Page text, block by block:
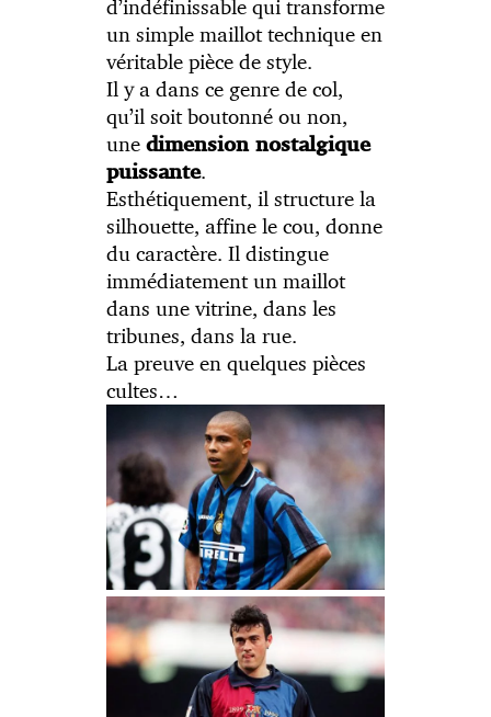
d’indéfinissable qui transforme
un simple maillot technique en
véritable pièce de style.
Il y a dans ce genre de col,
qu’il soit boutonné ou non,
une dimension nostalgique
puissante.
Esthétiquement, il structure la
silhouette, affine le cou, donne
du caractère. Il distingue
immédiatement un maillot
dans une vitrine, dans les
tribunes, dans la rue.
La preuve en quelques pièces
cultes…